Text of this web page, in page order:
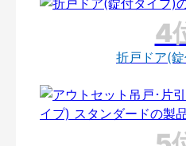
折戸ドア(